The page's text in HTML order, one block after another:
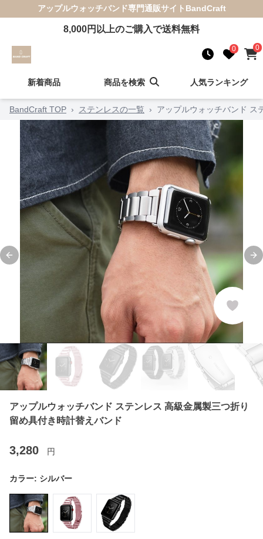
アップルウォッチバンド専門通販サイト BandCraft
8,000円以上のご購入で送料無料
0 0
新着商品 商品を検索 人気ランキング
BandCraft TOP › ステンレスの一覧 › アップルウォッチバンド ス
Previous slide
アップルウォッチバンド ステンレス 高級金属製三つ折り
留め具付き時計替えバンド
3,280 円
カラー: シルバー